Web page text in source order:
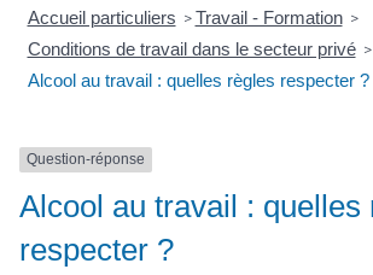
Accueil particuliers > Travail - Formation >
Conditions de travail dans le secteur privé >
Alcool au travail : quelles règles respecter ?
Question-réponse
Alcool au travail : quelles
respecter ?